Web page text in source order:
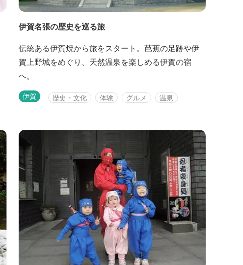
伊賀名張の歴史を巡る旅
伝統ある伊賀焼から旅をスタート。芭蕉の足跡や伊
賀上野城をめぐり、天然温泉を楽しめる伊賀の宿
へ。
伊賀 歴史・文化 体験 グルメ 温泉